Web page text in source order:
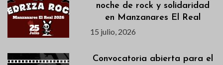
noche de rock y solidaridad
en Manzanares El Real
15 julio, 2026
Convocatoria abierta para el